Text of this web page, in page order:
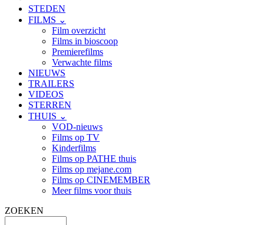
STEDEN
FILMS ⌄
Film overzicht
Films in bioscoop
Premierefilms
Verwachte films
NIEUWS
TRAILERS
VIDEOS
STERREN
THUIS ⌄
VOD-nieuws
Films op TV
Kinderfilms
Films op PATHE thuis
Films op mejane.com
Films op CINEMEMBER
Meer films voor thuis
ZOEKEN